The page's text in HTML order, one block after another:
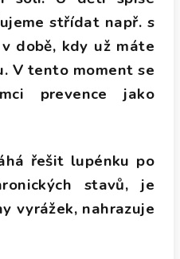
střídat např. s
době, kdy už máte
V tento moment se
prevence jako
řešit lupénku po
stavů, je
vyrážek, nahrazuje